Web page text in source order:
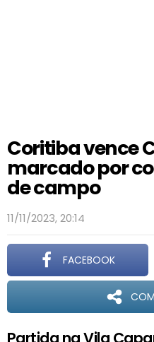
Coritiba vence
marcado por
de campo
11/11/2023, 20:14
FACEBOOK